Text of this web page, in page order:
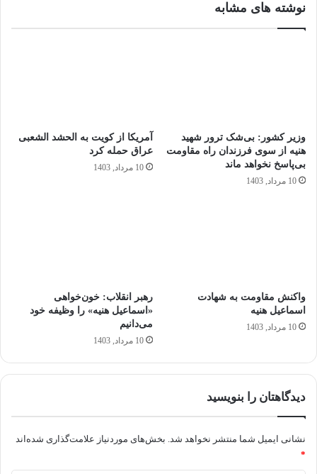
نوشته های مشابه
وزیر کشور: بی‌شک ترور شهید
هنیه از سوی فرزندان راه مقاومت
بی‌پاسخ نخواهد ماند
10 مرداد, 1403
آمریکا از کویت به الحشد الشعبی
عراق حمله کرد
10 مرداد, 1403
واکنش مقاومت به شهادت
اسماعیل هنیه
10 مرداد, 1403
رهبر انقلاب: خون‌خواهی
«اسماعیل هنیه» را وظیفه خود
می‌دانیم
10 مرداد, 1403
دیدگاهتان را بنویسید
نشانی ایمیل شما منتشر نخواهد شد. بخش‌های موردنیاز علامت‌گذاری شده‌اند
*